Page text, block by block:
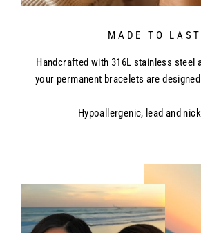
MADE TO LAST
Handcrafted with 316L stainless steel
your permanent bracelets are
Hypoallergenic, lead and